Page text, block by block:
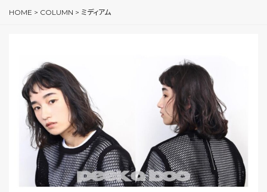
HOME > COLUMN > ミディアム